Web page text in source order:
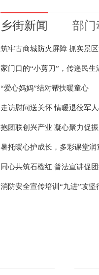
乡街新闻 部门
筑牢古商城防火屏障 抓实景区
家门口的“小剪刀”，传递民生
“爱心妈妈”结对帮扶暖童心
走访慰问送关怀 情暖退役军
抱团联创兴产业 凝心聚力促
暑托暖心护成长，多彩课堂润
同心共筑石榴红 普法宣讲促
消防安全宣传培训“九进”攻